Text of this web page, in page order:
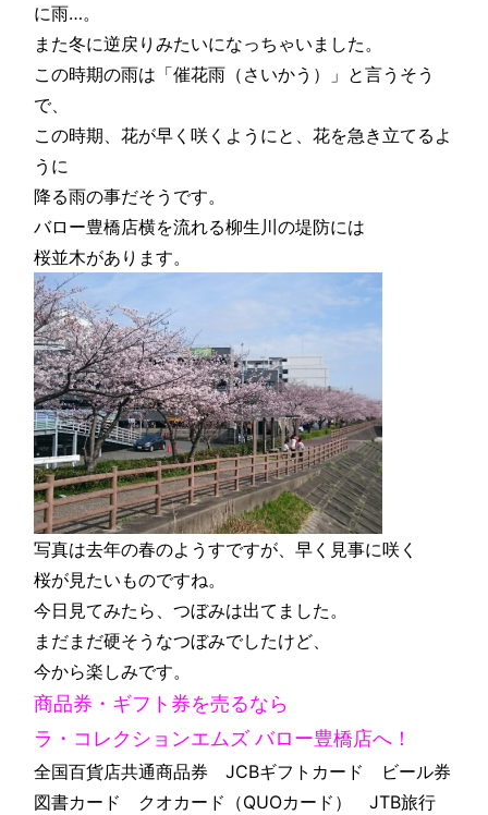
に雨…。
また冬に逆戻りみたいになっちゃいました。
この時期の雨は「催花雨（さいかう）」と言うそう
で、
この時期、花が早く咲くようにと、花を急き立てるよ
うに
降る雨の事だそうです。
バロー豊橋店横を流れる柳生川の堤防には
桜並木があります。
写真は去年の春のようすですが、早く見事に咲く
桜が見たいものですね。
今日見てみたら、つぼみは出てました。
まだまだ硬そうなつぼみでしたけど、
今から楽しみです。
商品券・ギフト券を売るなら
ラ・コレクションエムズ バロー豊橋店へ！
全国百貨店共通商品券 JCBギフトカード ビール券
図書カード クオカード（QUOカード） JTB旅行